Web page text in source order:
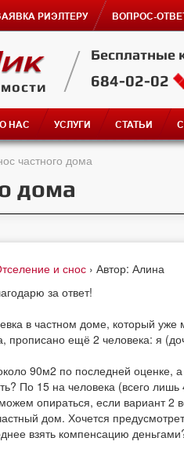
РИЭЛТЕРУ ВОПРОС-
Бесплатные
684-02-02
О НАС УСЛУГИ СТАТЬИ
частного дома
дома
и снос › Автор: Алина
за ответ!
в частном доме, который уже
ещё 2 человека: я
90м2 по последней оценке,
По 15 на человека (всего
опираться, если вариант 2
дом. Хочется
взять компенсацию